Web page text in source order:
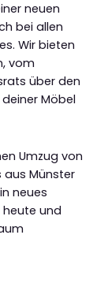
neuen
bei allen
Wir bieten
vom
über den
Möbel
Umzug von
aus Münster
neues
heute und